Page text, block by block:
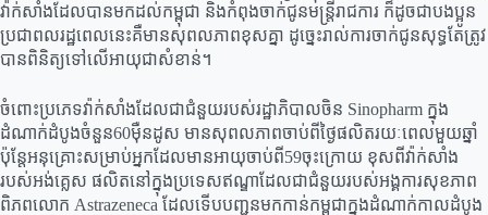
វ៉ាក់សាំងដែលបានមកដល់កម្ពុជា និងកំពុងចាក់ជូនមន្ត្រីរាជការ ក៏ដូចជាបងប្អូន
ប្រជាពលរដ្ឋពេលនេះគឺមានសុពលភាពខុសគ្នា ដូច្នេះរាល់ការចាក់ជូនសុទ្ធតែត្រូវ
បានពិនិត្យទៅលើអាយុជាសំខាន់។
ចំពោះប្រភេទវ៉ាក់សាំងដែលជាជំនួយរបស់រដ្ឋាភិបាលចិន Sinopharm ក្នុង
ដំណាក់ដំបូងចំនួន60ម៉ឺនដូស មានសុពលភាពចាប់ពីថ្ងៃផលិតរយៈពេលមួយឆ្នាំ
ប៉ុន្តែអនុគ្រោះសម្រាប់អ្នកដែលមានអាយុចាប់ពី59ចុះក្រោយ ខុសពីវ៉ាក់សាំង
របស់អង់គ្លេស ផលិតនៅក្នុងប្រទេសឥណ្ឌាដែលជាជំនួយរបស់អង្គការសុខភាព
ពិភពលោក Astrazeneca ដែលទើបបញ្ជូនមកកាន់កម្ពុជាក្នុងដំណាក់កាលដំបូង